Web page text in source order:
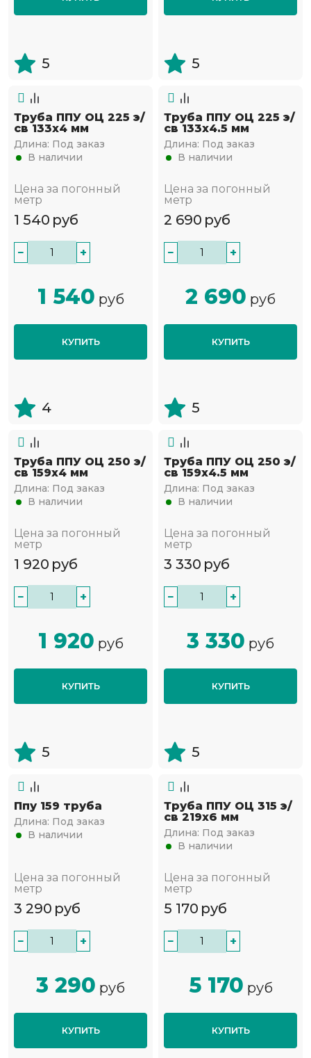
5 5
Труба ППУ ОЦ 225 э/
св 133х4 мм
Длина: Под заказ
В наличии
Цена за погонный
метр
1 540 руб
− +
1 540 руб
КУПИТЬ
4
Труба ППУ ОЦ 225 э/
св 133х4.5 мм
Длина: Под заказ
В наличии
Цена за погонный
метр
2 690 руб
− +
2 690 руб
КУПИТЬ
5
Труба ППУ ОЦ 250 э/
св 159х4 мм
Длина: Под заказ
В наличии
Цена за погонный
метр
1 920 руб
− +
1 920 руб
КУПИТЬ
5
Труба ППУ ОЦ 250 э/
св 159х4.5 мм
Длина: Под заказ
В наличии
Цена за погонный
метр
3 330 руб
− +
3 330 руб
КУПИТЬ
5
Ппу 159 труба
Длина: Под заказ
В наличии
Цена за погонный
метр
3 290 руб
− +
3 290 руб
КУПИТЬ
Труба ППУ ОЦ 315 э/
св 219х6 мм
Длина: Под заказ
В наличии
Цена за погонный
метр
5 170 руб
− +
5 170 руб
КУПИТЬ